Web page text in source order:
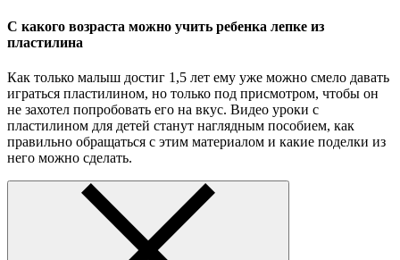
С какого возраста можно учить ребенка лепке из
пластилина
Как только малыш достиг 1,5 лет ему уже можно смело давать
играться пластилином, но только под присмотром, чтобы он
не захотел попробовать его на вкус. Видео уроки с
пластилином для детей станут наглядным пособием, как
правильно обращаться с этим материалом и какие поделки из
него можно сделать.